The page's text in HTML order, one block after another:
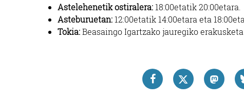
Astelehenetik ostiralera:18:00etatik 20:00etara.
Asteburuetan:12:00etatik 14:00etara eta
Tokia:Beasaingo Igartzako jauregiko erakusketa